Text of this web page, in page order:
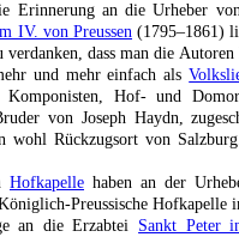
Erinnerung an die Urheber
IV. von Preussen (1795–1861)
verdanken, dass man die
und mehr einfach als
Komponisten, Hof- und
von Joseph Haydn,
wohl Rückzugsort von
Hofkapelle haben an der
Preussische Hofkapelle
an die Erzabtei Sankt Peter